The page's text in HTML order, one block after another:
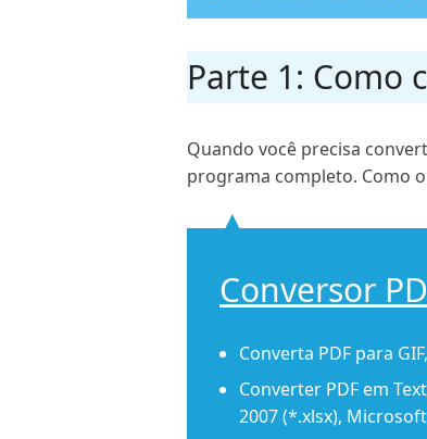
Parte 1: Como
Quando você precisa
programa completo. Como
Conversor
Converta PDF para GIF,
Converter PDF em
2007 (*.xlsx),